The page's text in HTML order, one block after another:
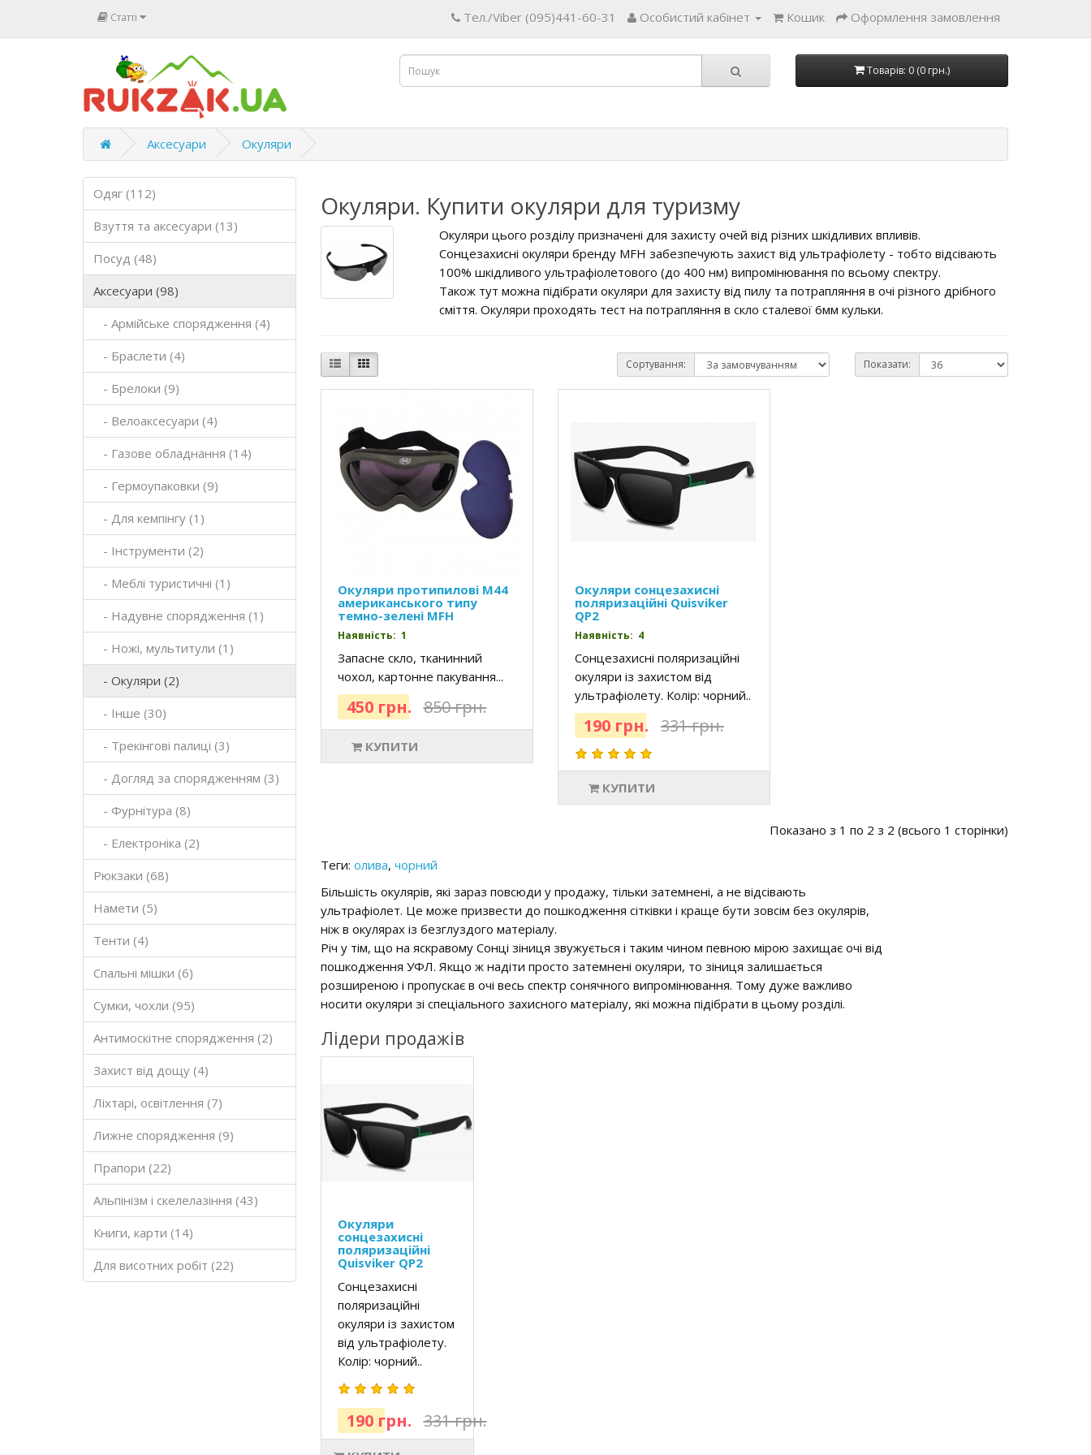
Статті Тел./Viber (095)441-60-31 Особистий кабінет Кошик Оформлення замовлення
Товарів: 0 (0 грн.)
Аксесуари Окуляри
Одяг (112)
Взуття та аксесуари (13)
Посуд (48)
Аксесуари (98)
- Армійське спорядження (4)
- Браслети (4)
- Брелоки (9)
- Велоаксесуари (4)
- Газове обладнання (14)
- Гермоупаковки (9)
- Для кемпінгу (1)
- Інструменти (2)
- Меблі туристичні (1)
- Надувне спорядження (1)
- Ножі, мультитули (1)
- Окуляри (2)
- Інше (30)
- Трекінгові палиці (3)
- Догляд за спорядженням (3)
- Фурнітура (8)
- Електроніка (2)
Рюкзаки (68)
Намети (5)
Тенти (4)
Спальні мішки (6)
Сумки, чохли (95)
Антимоскітне спорядження (2)
Захист від дощу (4)
Ліхтарі, освітлення (7)
Лижне спорядження (9)
Прапори (22)
Альпінізм і скелелазіння (43)
Книги, карти (14)
Для висотних робіт (22)
Окуляри. Купити окуляри для туризму
Окуляри цього розділу призначені для захисту очей від різних шкідливих впливів.
Сонцезахисні окуляри бренду MFH забезпечують захист від ультрафіолету - тобто відсівають
100% шкідливого ультрафіолетового (до 400 нм) випромінювання по всьому спектру.
Також тут можна підібрати окуляри для захисту від пилу та потрапляння в очі різного дрібного
сміття. Окуляри проходять тест на потрапляння в скло сталевої 6мм кульки.
Сортування: Показати:
Окуляри протипилові M44
американського типу
темно-зелені MFH
Наявність: 1
Запасне скло, тканинний
чохол, картонне пакування...
450 грн. 850 грн.
КУПИТИ
Окуляри сонцезахисні
поляризаційні Quisviker
QP2
Наявність: 4
Сонцезахисні поляризаційні
окуляри із захистом від
ультрафіолету. Колір: чорний..
190 грн. 331 грн.
КУПИТИ
Показано з 1 по 2 з 2 (всього 1 сторінки)
Теги: олива, чорний
Більшість окулярів, які зараз повсюди у продажу, тільки затемнені, а не відсівають
ультрафіолет. Це може призвести до пошкодження сітківки і краще бути зовсім без окулярів,
ніж в окулярах із безглуздого матеріалу.
Річ у тім, що на яскравому Сонці зіниця звужується і таким чином певною мірою захищає очі від
пошкодження УФЛ. Якщо ж надіти просто затемнені окуляри, то зіниця залишається
розширеною і пропускає в очі весь спектр сонячного випромінювання. Тому дуже важливо
носити окуляри зі спеціального захисного матеріалу, які можна підібрати в цьому розділі.
Лідери продажів
Окуляри
сонцезахисні
поляризаційні
Quisviker QP2
Сонцезахисні
поляризаційні
окуляри із захистом
від ультрафіолету.
Колір: чорний..
190 грн. 331 грн.